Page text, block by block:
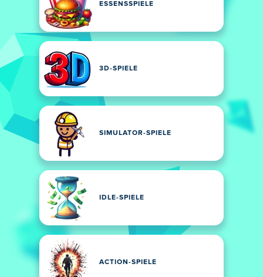
ESSENSSPIELE
3D-SPIELE
SIMULATOR-SPIELE
IDLE-SPIELE
ACTION-SPIELE